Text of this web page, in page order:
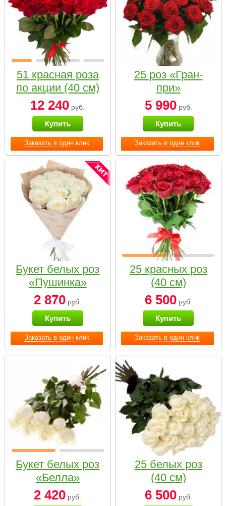
Заказать в один клик
51 красная роза
по акции (40 см)
12 240 руб.
Купить
Заказать в один клик
25 роз «Гран-
при»
5 990руб.
Купить
Заказать в один клик
Букет белых роз
«Пушинка»
2 870 руб.
Купить
Заказать в один клик
25 красных роз
(40 см)
6 500руб.
Купить
Букет белых роз
«Белла»
2 420 руб.
25 белых роз
(40 см)
6 500руб.